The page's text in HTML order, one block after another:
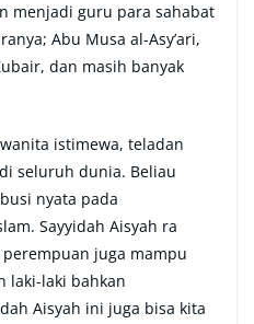
menjadi guru para sahabat
Abu Musa al-Asy’ari,
dan masih banyak
istimewa, teladan
seluruh dunia. Beliau
nyata pada
Sayyidah Aisyah ra
juga mampu
laki-laki bahkan
Aisyah ini juga bisa kita